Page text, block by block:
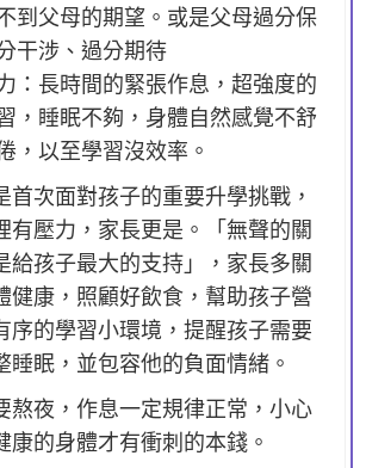
到父母的期望。或是父母過分保
干涉、過分期待
：長時間的緊張作息，超強度的
，睡眠不夠，身體自然感覺不舒
，以至學習沒效率。
首次面對孩子的重要升學挑戰，
有壓力，家長更是。「無聲的關
給孩子最大的支持」，家長多關
健康，照顧好飲食，幫助孩子營
序的學習小環境，提醒孩子需要
睡眠，並包容他的負面情緒。
熬夜，作息一定規律正常，小心
康的身體才有衝刺的本錢。